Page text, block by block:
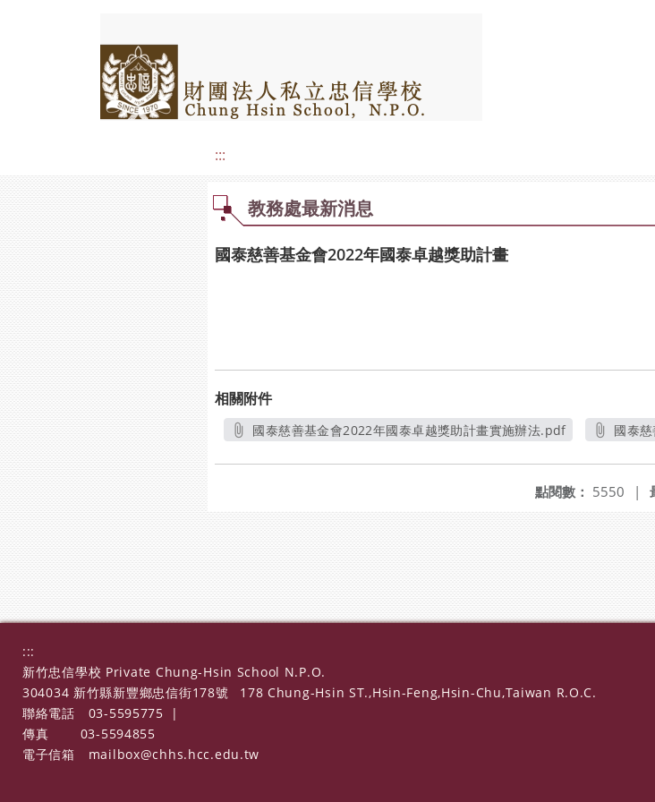
:::
教務處最新消息
國泰慈善基金會2022年國泰卓越獎助計畫
相關附件
國泰慈善基金會2022年國泰卓越獎助計畫實施辦法.pdf
國泰
點閱數： 5550 |
:::
新竹忠信學校 Private Chung-Hsin School N.P.O.
304034 新竹縣新豐鄉忠信街178號
178 Chung-Hsin ST.,Hsin-Feng,Hsin-Chu,Taiwan R.O.C.
聯絡電話
03-5595775
|
傳真
03-5594855
電子信箱
mailbox@chhs.hcc.edu.tw